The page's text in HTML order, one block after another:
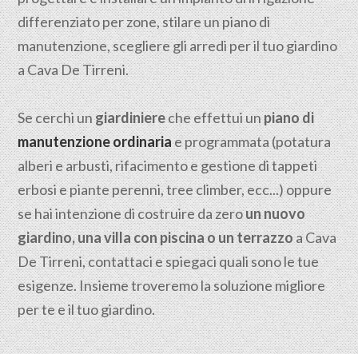
differenziato per zone, stilare un piano di
manutenzione, scegliere gli arredi per il tuo giardino
a Cava De Tirreni.
Se cerchi ungiardiniereche effettui unpiano di
manutenzione ordinariae programmata (potatura
alberi e arbusti, rifacimento e gestione di tappeti
erbosi e piante perenni, tree climber, ecc...) oppure
se hai intenzione di costruire da zeroun nuovo
giardino, una villa con piscina o un terrazzoa Cava
De Tirreni, contattaci e spiegaci quali sono le tue
esigenze. Insieme troveremo la soluzione migliore
per te e il tuo giardino.